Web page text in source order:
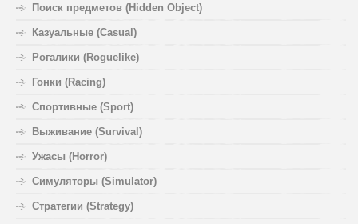
Поиск предметов (Hidden Object)
Казуальные (Casual)
Рогалики (Roguelike)
Гонки (Racing)
Спортивные (Sport)
Выживание (Survival)
Ужасы (Horror)
Симуляторы (Simulator)
Стратегии (Strategy)